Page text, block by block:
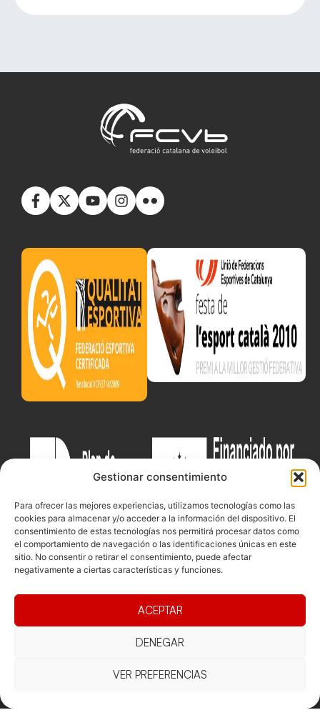
Gestionar consentimiento
Para ofrecer las mejores experiencias, utilizamos tecnologías como las
cookies para almacenar y/o acceder a la información del dispositivo. El
consentimiento de estas tecnologías nos permitirá procesar datos como
el comportamiento de navegación o las identificaciones únicas en este
sitio. No consentir o retirar el consentimiento, puede afectar
negativamente a ciertas características y funciones.
ACEPTAR
DENEGAR
VER PREFERENCIAS
Playa
Transparència